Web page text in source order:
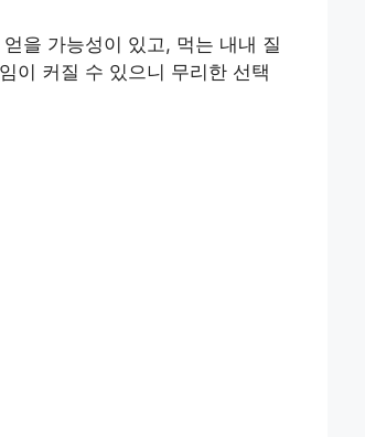
을 가능성이 있고, 먹는 내내 질
이 커질 수 있으니 무리한 선택